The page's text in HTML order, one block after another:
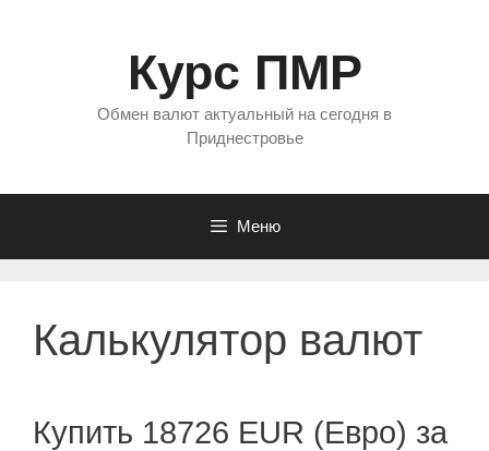
Курс ПМР
Обмен валют актуальный на сегодня в
Приднестровье
Меню
Калькулятор валют
Купить 18726 EUR (Евро) за